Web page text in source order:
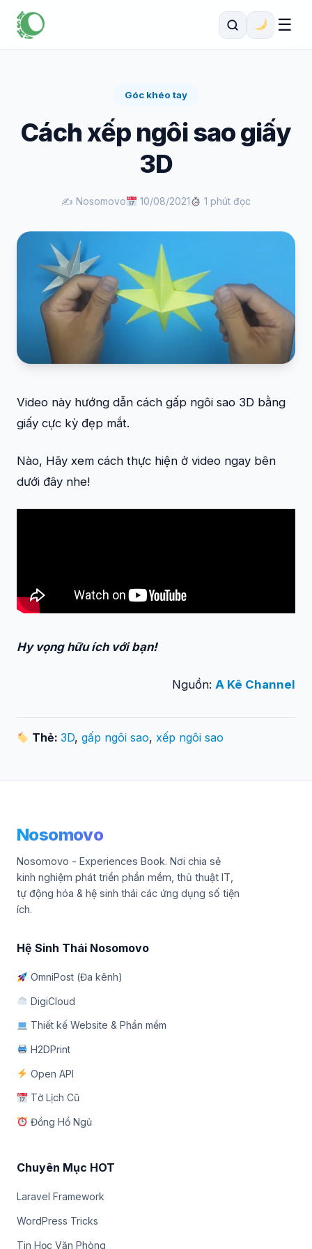
☰
Góc khéo tay
Cách xếp ngôi sao giấy
3D
✍️ Nosomovo 10/08/2021 1 phút đọc
Video này hướng dẫn cách gấp ngôi sao 3D bằng
giấy cực kỳ đẹp mắt.
Nào, Hãy xem cách thực hiện ở video ngay bên
dưới đây nhe!
Hy vọng hữu ích với bạn!
Nguồn: A Kê Channel
Thẻ:3D,gấp ngôi sao,xếp ngôi sao
Nosomovo
Nosomovo - Experiences Book. Nơi chia sẻ
kinh nghiệm phát triển phần mềm, thủ thuật IT,
tự động hóa & hệ sinh thái các ứng dụng số tiện
ích.
Hệ Sinh Thái Nosomovo
OmniPost (Đa kênh)
DigiCloud
Thiết kế Website & Phần mềm
H2DPrint
Open API
Tờ Lịch Cũ
Đồng Hồ Ngủ
Chuyên Mục HOT
Laravel Framework
WordPress Tricks
Tin Học Văn Phòng